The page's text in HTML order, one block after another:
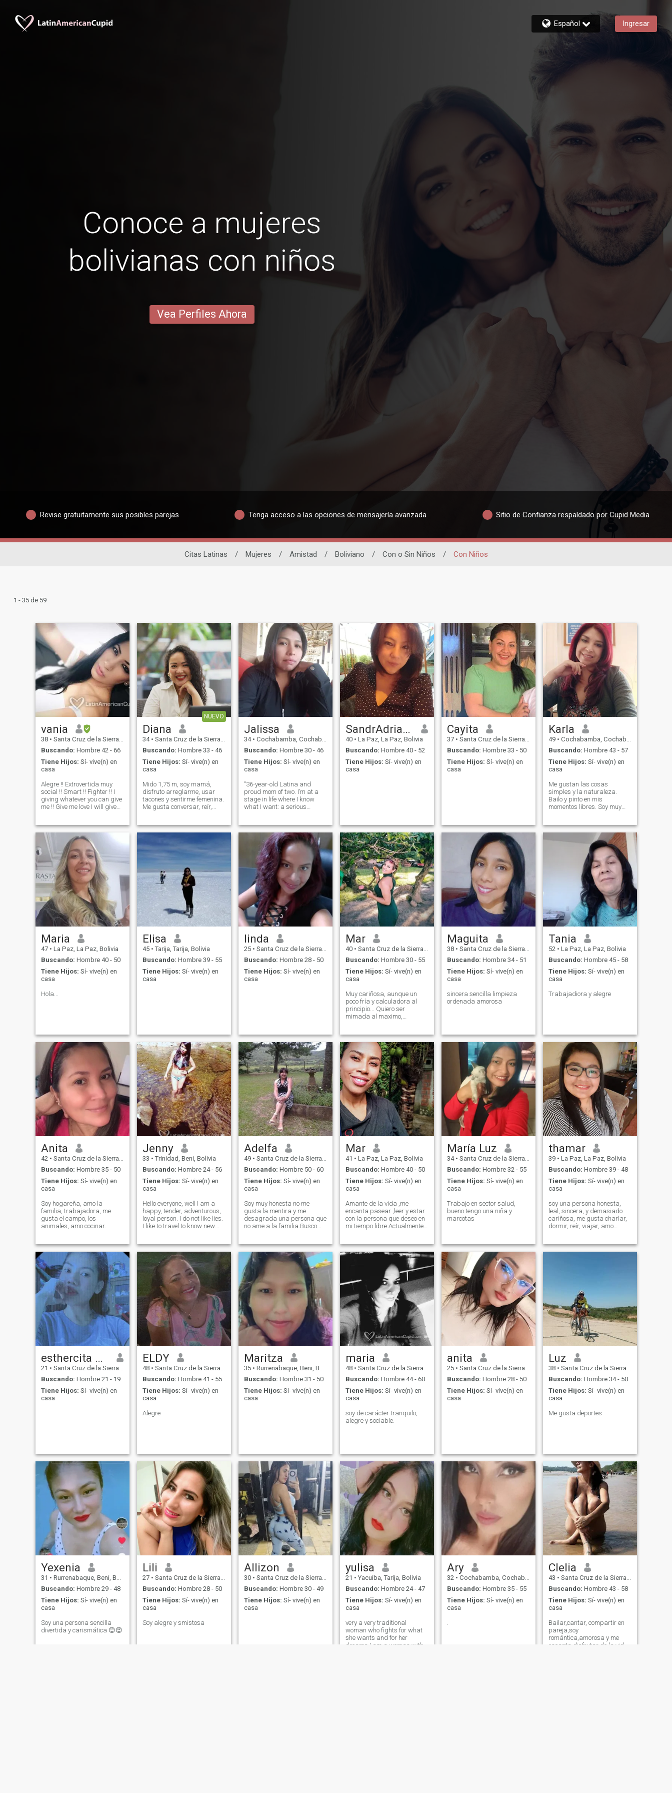
Español Ingresar
Conoce a mujeres
bolivianas con niños
Vea Perfiles Ahora
Revise gratuitamente sus posibles parejas Tenga acceso a las opciones de mensajería avanzada Sitio de Confianza respaldado por Cupid Media
Citas Latinas / Mujeres / Amistad / Boliviano / Con o Sin Niños / Con Niños
1 - 35 de 59
vania
38 • Santa Cruz de la Sierra, Santa Cruz, Bolivia
Buscando: Hombre 42 - 66
Tiene Hijos: Sí- vive(n) en
casa
Alegre !! Extrovertida muy
social !! Smart !! Fighter !! I
giving whatever you can give
me !! Give me love I will give
🤪😍! Live the life while you
are alive 😍 I don’t like lost my
time !!! Then I can accept only
good heart if you are ready ?
Yesssss🥰😍😍😍 woman
with values I m professional
woman and my man need to
be same or more than me
because i new to admire to
my king ! i like quality life ❤️i
know what kind of woman i
m so i know what kind of
man i deserve
NUEVO
Diana
34 • Santa Cruz de la Sierra, Santa Cruz, Bolivia
Buscando: Hombre 33 - 46
Tiene Hijos: Sí- vive(n) en
casa
Mido 1,75 m, soy mamá,
disfruto arreglarme, usar
tacones y sentirme femenina.
Me gusta conversar, reír,
honestidad, el respeto y las
conversaciones que fluyen de
forma natural. Estoy aquí
para co
Jalissa
34 • Cochabamba, Cochabamba, Bolivia
Buscando: Hombre 30 - 46
Tiene Hijos: Sí- vive(n) en
casa
"36-year-old Latina and
proud mom of two. I’m at a
stage in life where I know
what I want: a serious
lifelong partnership. Looking
for an American, canadiense,
europeo man ready to build a
future together."
SandrAdriana
40 • La Paz, La Paz, Bolivia
Buscando: Hombre 40 - 52
Tiene Hijos: Sí- vive(n) en
casa
Cayita
37 • Santa Cruz de la Sierra, Santa Cruz, Bolivia
Buscando: Hombre 33 - 50
Tiene Hijos: Sí- vive(n) en
casa
Karla
49 • Cochabamba, Cochabamba, Bolivia
Buscando: Hombre 43 - 57
Tiene Hijos: Sí- vive(n) en
casa
Me gustan las cosas
simples y la naturaleza.
Bailo y pinto en mis
momentos libres. Soy muy
por sobre todo
Maria
47 • La Paz, La Paz, Bolivia
Buscando: Hombre 40 - 50
Tiene Hijos: Sí- vive(n) en
casa
Hola...
Elisa
45 • Tarija, Tarija, Bolivia
Buscando: Hombre 39 - 55
Tiene Hijos: Sí- vive(n) en
casa
linda
25 • Santa Cruz de la Sierra, Santa Cruz, Bolivia
Buscando: Hombre 28 - 50
Tiene Hijos: Sí- vive(n) en
casa
Mar
40 • Santa Cruz de la Sierra, Santa Cruz, Bolivia
Buscando: Hombre 30 - 55
Tiene Hijos: Sí- vive(n) en
casa
Muy cariñosa, aunque un
poco fría y calculadora al
principio... Quiero ser
mimada al maximo,
años sola..
Maguita
38 • Santa Cruz de la Sierra, Santa Cruz, Bolivia
Buscando: Hombre 34 - 51
Tiene Hijos: Sí- vive(n) en
casa
sincera sencilla limpieza
ordenada amorosa
Tania
52 • La Paz, La Paz, Bolivia
Buscando: Hombre 45 - 58
Tiene Hijos: Sí- vive(n) en
casa
Trabajadiora y alegre
Anita
42 • Santa Cruz de la Sierra, Santa Cruz, Bolivia
Buscando: Hombre 35 - 50
Tiene Hijos: Sí- vive(n) en
casa
Soy hogareña, amo la
familia, trabajadora, me
gusta el campo, los
animales, amo cocinar.
Jenny
33 • Trinidad, Beni, Bolivia
Buscando: Hombre 24 - 56
Tiene Hijos: Sí- vive(n) en
casa
Hello everyone, well I am a
happy, tender, adventurous,
loyal person. I do not like lies.
I like to travel to know new
😉
Adelfa
49 • Santa Cruz de la Sierra, Santa Cruz, Bolivia
Buscando: Hombre 50 - 60
Tiene Hijos: Sí- vive(n) en
casa
Soy muy honesta no me
gusta la mentira y me
desagrada una persona que
no ame a la familia.Busco
cambiarme.
Mar
41 • La Paz, La Paz, Bolivia
Buscando: Hombre 40 - 50
Tiene Hijos: Sí- vive(n) en
casa
Amante de la vida ,me
encanta pasear ,leer y estar
con la persona que deseo en
mi tiempo libre Actualmente
ocupaciones
María Luz
34 • Santa Cruz de la Sierra, Santa Cruz, Bolivia
Buscando: Hombre 32 - 55
Tiene Hijos: Sí- vive(n) en
casa
Trabajo en sector salud,
bueno tengo una niña y
marcotas
thamar
39 • La Paz, La Paz, Bolivia
Buscando: Hombre 39 - 48
Tiene Hijos: Sí- vive(n) en
casa
soy una persona honesta,
leal, sincera, y demasiado
cariñosa, me gusta charlar,
dormir, reír, viajar, amo
esthercita Rosales
21 • Santa Cruz de la Sierra, Santa Cruz, Bolivia
Buscando: Hombre 21 - 19
Tiene Hijos: Sí- vive(n) en
casa
ELDY
48 • Santa Cruz de la Sierra, Santa Cruz, Bolivia
Buscando: Hombre 41 - 55
Tiene Hijos: Sí- vive(n) en
casa
Alegre
Maritza
35 • Rurrenabaque, Beni, Bolivia
Buscando: Hombre 31 - 50
Tiene Hijos: Sí- vive(n) en
casa
maria
48 • Santa Cruz de la Sierra, Santa Cruz, Bolivia
Buscando: Hombre 44 - 60
Tiene Hijos: Sí- vive(n) en
casa
soy de carácter tranquilo,
alegre y sociable.
anita
25 • Santa Cruz de la Sierra, Santa Cruz, Bolivia
Buscando: Hombre 28 - 50
Tiene Hijos: Sí- vive(n) en
casa
Luz
38 • Santa Cruz de la Sierra, Santa Cruz, Bolivia
Buscando: Hombre 34 - 50
Tiene Hijos: Sí- vive(n) en
casa
Me gusta deportes
Yexenia
31 • Rurrenabaque, Beni, Bolivia
Buscando: Hombre 29 - 48
Tiene Hijos: Sí- vive(n) en
casa
Soy una persona sencilla
divertida y carismática 😊😍
Lili
27 • Santa Cruz de la Sierra, Santa Cruz, Bolivia
Buscando: Hombre 28 - 50
Tiene Hijos: Sí- vive(n) en
casa
Soy alegre y smistosa
Allizon
30 • Santa Cruz de la Sierra, Santa Cruz, Bolivia
Buscando: Hombre 30 - 49
Tiene Hijos: Sí- vive(n) en
casa
yulisa
21 • Yacuiba, Tarija, Bolivia
Buscando: Hombre 24 - 47
Tiene Hijos: Sí- vive(n) en
casa
very a very traditional
woman who fights for what
she wants and for her
dreams I am a woman with
Ary
32 • Cochabamba, Cochabamba, Bolivia
Buscando: Hombre 35 - 55
Tiene Hijos: Sí- vive(n) en
casa
Clelia
43 • Santa Cruz de la Sierra, Santa Cruz, Bolivia
Buscando: Hombre 43 - 58
Tiene Hijos: Sí- vive(n) en
casa
Bailar,cantar, compartir en
pareja,soy
romántica,amorosa y me
encanta disfrutar de la vida